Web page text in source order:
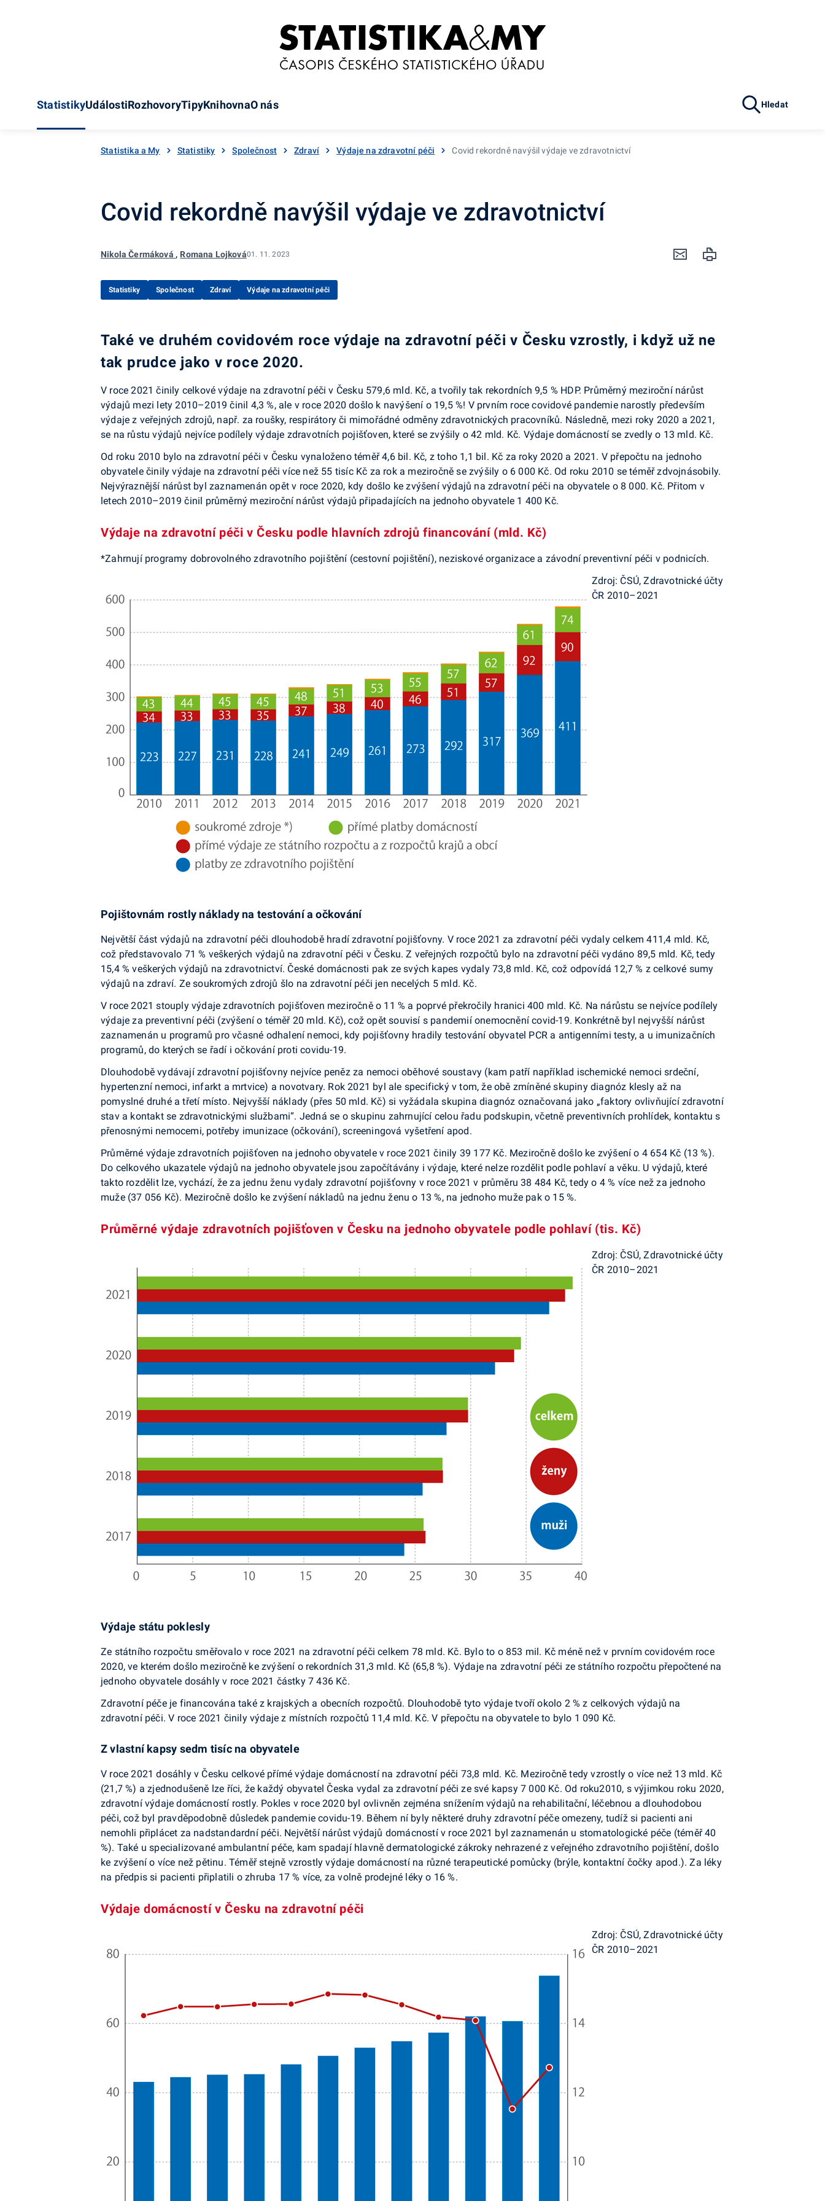
StatistikyUdálostiRozhovoryTipyKnihovnaO nás Hledat
Statistika a My Statistiky Společnost Zdraví Výdaje na zdravotní péči Covid rekordně navýšil výdaje ve zdravotnictví
Covid rekordně navýšil výdaje ve zdravotnictví
Nikola Čermáková , Romana Lojková01. 11. 2023
Statistiky Společnost Zdraví Výdaje na zdravotní péči
Také ve druhém covidovém roce výdaje na zdravotní péči v Česku vzrostly, i když už ne
tak prudce jako v roce 2020.
V roce 2021 činily celkové výdaje na zdravotní péči v Česku 579,6 mld. Kč, a tvořily tak rekordních 9,5 % HDP. Průměrný meziroční nárůst
výdajů mezi lety 2010–2019 činil 4,3 %, ale v roce 2020 došlo k navýšení o 19,5 %! V prvním roce covidové pandemie narostly především
výdaje z veřejných zdrojů, např. za roušky, respirátory či mimořádné odměny zdravotnických pracovníků. Následně, mezi roky 2020 a 2021,
se na růstu výdajů nejvíce podílely výdaje zdravotních pojišťoven, které se zvýšily o 42 mld. Kč. Výdaje domácností se zvedly o 13 mld. Kč.
Od roku 2010 bylo na zdravotní péči v Česku vynaloženo téměř 4,6 bil. Kč, z toho 1,1 bil. Kč za roky 2020 a 2021. V přepočtu na jednoho
obyvatele činily výdaje na zdravotní péči více než 55 tisíc Kč za rok a meziročně se zvýšily o 6 000 Kč. Od roku 2010 se téměř zdvojnásobily.
Nejvýraznější nárůst byl zaznamenán opět v roce 2020, kdy došlo ke zvýšení výdajů na zdravotní péči na obyvatele o 8 000. Kč. Přitom v
letech 2010–2019 činil průměrný meziroční nárůst výdajů připadajících na jednoho obyvatele 1 400 Kč.
Výdaje na zdravotní péči v Česku podle hlavních zdrojů financování (mld. Kč)
*Zahrnují programy dobrovolného zdravotního pojištění (cestovní pojištění), neziskové organizace a závodní preventivní péči v podnicích.
Zdroj: ČSÚ, Zdravotnické účty
ČR 2010–2021
Pojištovnám rostly náklady na testování a očkování
Největší část výdajů na zdravotní péči dlouhodobě hradí zdravotní pojišťovny. V roce 2021 za zdravotní péči vydaly celkem 411,4 mld. Kč,
což představovalo 71 % veškerých výdajů na zdravotní péči v Česku. Z veřejných rozpočtů bylo na zdravotní péči vydáno 89,5 mld. Kč, tedy
15,4 % veškerých výdajů na zdravotnictví. České domácnosti pak ze svých kapes vydaly 73,8 mld. Kč, což odpovídá 12,7 % z celkové sumy
výdajů na zdraví. Ze soukromých zdrojů šlo na zdravotní péči jen necelých 5 mld. Kč.
V roce 2021 stouply výdaje zdravotních pojišťoven meziročně o 11 % a poprvé překročily hranici 400 mld. Kč. Na nárůstu se nejvíce podílely
výdaje za preventivní péči (zvýšení o téměř 20 mld. Kč), což opět souvisí s pandemií onemocnění covid-19. Konkrétně byl nejvyšší nárůst
zaznamenán u programů pro včasné odhalení nemoci, kdy pojišťovny hradily testování obyvatel PCR a antigenními testy, a u imunizačních
programů, do kterých se řadí i očkování proti covidu-19.
Dlouhodobě vydávají zdravotní pojišťovny nejvíce peněz za nemoci oběhové soustavy (kam patří například ischemické nemoci srdeční,
hypertenzní nemoci, infarkt a mrtvice) a novotvary. Rok 2021 byl ale specifický v tom, že obě zmíněné skupiny diagnóz klesly až na
pomyslné druhé a třetí místo. Nejvyšší náklady (přes 50 mld. Kč) si vyžádala skupina diagnóz označovaná jako „faktory ovlivňující zdravotní
stav a kontakt se zdravotnickými službami“. Jedná se o skupinu zahrnující celou řadu podskupin, včetně preventivních prohlídek, kontaktu s
přenosnými nemocemi, potřeby imunizace (očkování), screeningová vyšetření apod.
Průměrné výdaje zdravotních pojišťoven na jednoho obyvatele v roce 2021 činily 39 177 Kč. Meziročně došlo ke zvýšení o 4 654 Kč (13 %).
Do celkového ukazatele výdajů na jednoho obyvatele jsou započítávány i výdaje, které nelze rozdělit podle pohlaví a věku. U výdajů, které
takto rozdělit lze, vychází, že za jednu ženu vydaly zdravotní pojišťovny v roce 2021 v průměru 38 484 Kč, tedy o 4 % více než za jednoho
muže (37 056 Kč). Meziročně došlo ke zvýšení nákladů na jednu ženu o 13 %, na jednoho muže pak o 15 %.
Průměrné výdaje zdravotních pojišťoven v Česku na jednoho obyvatele podle pohlaví (tis. Kč)
Zdroj: ČSÚ, Zdravotnické účty
ČR 2010–2021
Výdaje státu poklesly
Ze státního rozpočtu směřovalo v roce 2021 na zdravotní péči celkem 78 mld. Kč. Bylo to o 853 mil. Kč méně než v prvním covidovém roce
2020, ve kterém došlo meziročně ke zvýšení o rekordních 31,3 mld. Kč (65,8 %). Výdaje na zdravotní péči ze státního rozpočtu přepočtené na
jednoho obyvatele dosáhly v roce 2021 částky 7 436 Kč.
Zdravotní péče je financována také z krajských a obecních rozpočtů. Dlouhodobě tyto výdaje tvoří okolo 2 % z celkových výdajů na
zdravotní péči. V roce 2021 činily výdaje z místních rozpočtů 11,4 mld. Kč. V přepočtu na obyvatele to bylo 1 090 Kč.
Z vlastní kapsy sedm tisíc na obyvatele
V roce 2021 dosáhly v Česku celkové přímé výdaje domácností na zdravotní péči 73,8 mld. Kč. Meziročně tedy vzrostly o více než 13 mld. Kč
(21,7 %) a zjednodušeně lze říci, že každý obyvatel Česka vydal za zdravotní péči ze své kapsy 7 000 Kč. Od roku2010, s výjimkou roku 2020,
zdravotní výdaje domácností rostly. Pokles v roce 2020 byl ovlivněn zejména snížením výdajů na rehabilitační, léčebnou a dlouhodobou
péči, což byl pravděpodobně důsledek pandemie covidu-19. Během ní byly některé druhy zdravotní péče omezeny, tudíž si pacienti ani
nemohli připlácet za nadstandardní péči. Největší nárůst výdajů domácností v roce 2021 byl zaznamenán u stomatologické péče (téměř 40
%). Také u specializované ambulantní péče, kam spadají hlavně dermatologické zákroky nehrazené z veřejného zdravotního pojištění, došlo
ke zvýšení o více než pětinu. Téměř stejně vzrostly výdaje domácností na různé terapeutické pomůcky (brýle, kontaktní čočky apod.). Za léky
na předpis si pacienti připlatili o zhruba 17 % více, za volně prodejné léky o 16 %.
Výdaje domácností v Česku na zdravotní péči
Zdroj: ČSÚ, Zdravotnické účty
ČR 2010–2021